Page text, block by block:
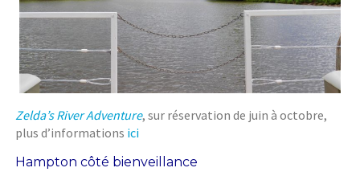
Zelda’s River Adventure, sur réservation de juin à octobre,
plus d’informations ici
Hampton côté bienveillance